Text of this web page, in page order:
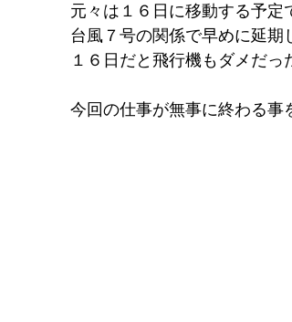
元々は１６日に移動する予定
台風７号の関係で早めに延期
１６日だと飛行機もダメだっ
今回の仕事が無事に終わる事